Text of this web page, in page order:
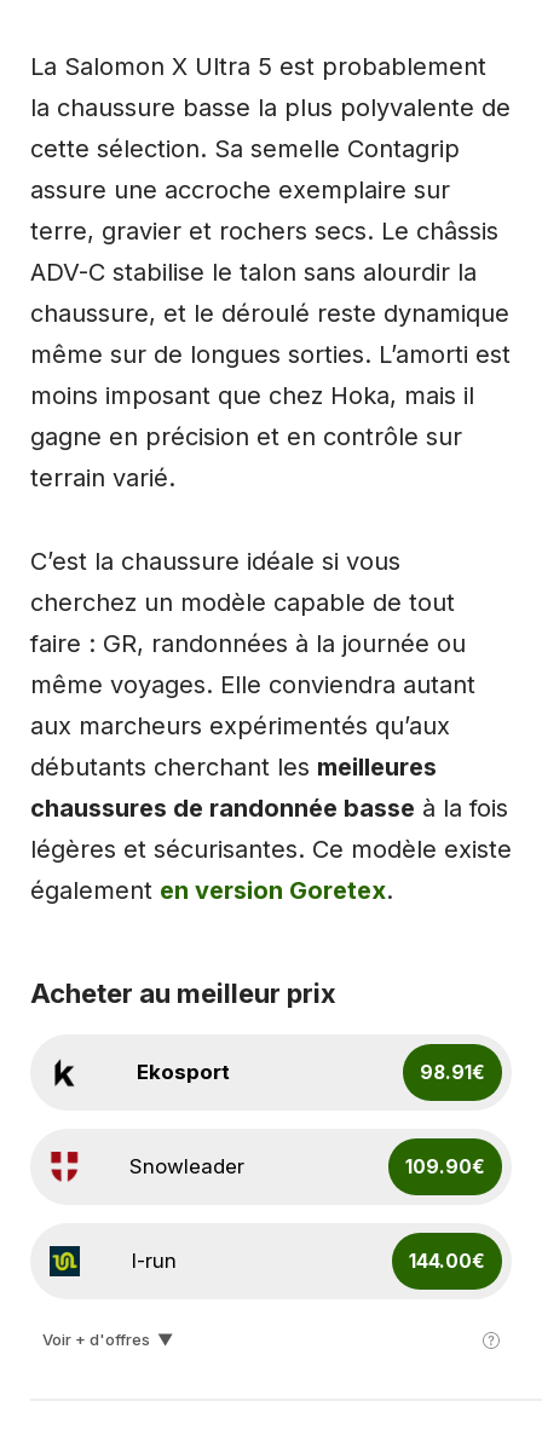
La Salomon X Ultra 5 est probablement
la chaussure basse la plus polyvalente de
cette sélection. Sa semelle Contagrip
assure une accroche exemplaire sur
terre, gravier et rochers secs. Le châssis
ADV-C stabilise le talon sans alourdir la
chaussure, et le déroulé reste dynamique
même sur de longues sorties. L’amorti est
moins imposant que chez Hoka, mais il
gagne en précision et en contrôle sur
terrain varié.
C’est la chaussure idéale si vous
cherchez un modèle capable de tout
faire : GR, randonnées à la journée ou
même voyages. Elle conviendra autant
aux marcheurs expérimentés qu’aux
débutants cherchant les meilleures
chaussures de randonnée basse à la fois
légères et sécurisantes. Ce modèle existe
également en version Goretex.
Acheter au meilleur prix
Ekosport 98.91€
Snowleader 109.90€
I-run 144.00€
Voir + d'offres ▼